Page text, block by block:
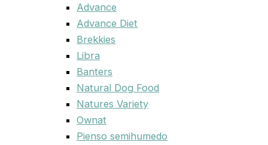
Advance
Advance Diet
Brekkies
Libra
Banters
Natural Dog Food
Natures Variety
Ownat
Pienso semihumedo